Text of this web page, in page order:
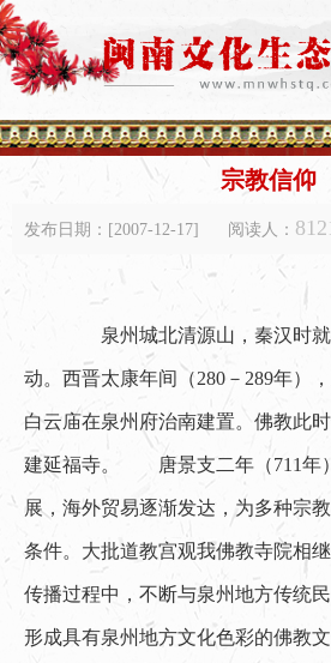
宗教信仰
发布日期：[2007-12-17] 阅读人：
泉州城北清源山，秦汉时就
动。西晋太康年间（280－289年）
白云庙在泉州府治南建置。佛教此
建延福寺。　　唐景支二年（711年
展，海外贸易逐渐发达，为多种宗
条件。大批道教宫观我佛教寺院相
传播过程中，不断与泉州地方传统
形成具有泉州地方文化色彩的佛教